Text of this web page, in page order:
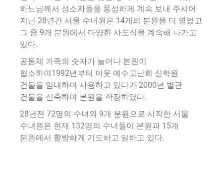
하느님께서 성소자들을 풍성하게 계속 보내 주시어
지난 28년간 서울 수녀원은 14개의 분원을 더 열었고
그 중 9개 분원에서 다양한 사도직을 계속해 나가고
있다.
공동체 가족의 숫자가 늘어나 본원이
협소하여1992년부터 이웃 예수고난회 신학원
건물을 임대하여 사용하고 있다가 2000년 별관
건물을 신축하여 본원을 확장하였다.
28년전 72명의 수녀와 9개 분원으로 시작한 서울
수녀원은 현재 132명의 수녀들이 본원과 15개
분원에서 활발하게 기도하고 일하고 있다.